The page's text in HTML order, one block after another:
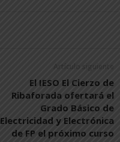
Artículo siguiente
El IESO El Cierzo de
Ribaforada ofertará el
Grado Básico de
Electricidad y Electrónica
de FP el próximo curso